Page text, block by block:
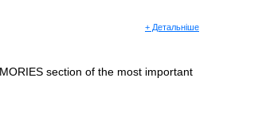
+ Детальніше
section of the most important